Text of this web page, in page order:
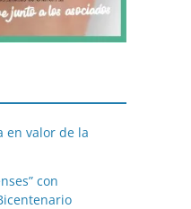
en valor de la
con